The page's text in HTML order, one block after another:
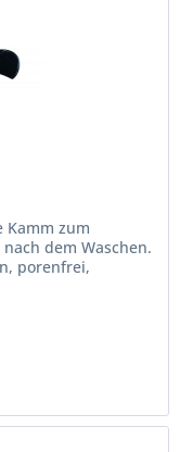
Kamm zum
dem Waschen.
porenfrei,